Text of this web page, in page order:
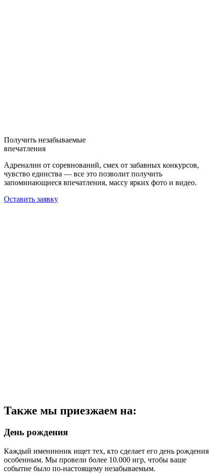
Получить незабываемые
впечатления
Адреналин от соревнований, смех от забавных конкурсов,
чувство единства — все это позволит получить
запоминающиеся впечатления, массу ярких фото и видео.
Оставить заявку
Также мы приезжаем на:
День рождения
Каждый именинник ищет тех, кто сделает его день рождения
особенным. Мы провели более 10.000 игр, чтобы ваше
событие было по-настоящему незабываемым.